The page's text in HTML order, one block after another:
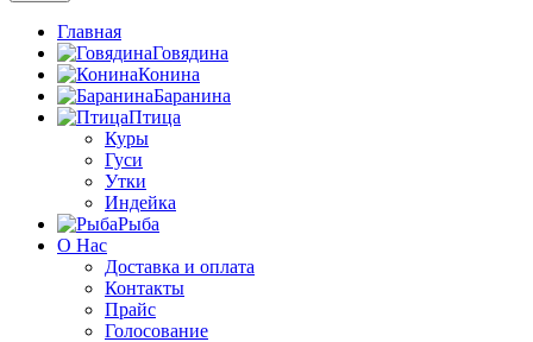
Главная
Говядина
Конина
Баранина
Птица
Куры
Гуси
Утки
Индейка
Рыба
О Нас
Доставка и оплата
Контакты
Прайс
Голосование